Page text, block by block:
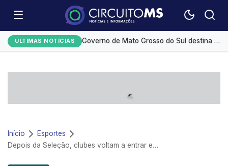
ÚLTIMAS NOTÍCIAS
Desmatamento na Amazônia cai 36,87% no último ano
Governo de Mato Grosso do Sul destina R$ 5,2 milhões para compra de medicamentos de alto custo
Monitoramento de tornozeleiras eletrônicas gera custo mensal de R$ 1,8 milhão
Início
Esportes
Depois da Seleção, clubes voltam a entrar em ação com final da Copa do Brasil